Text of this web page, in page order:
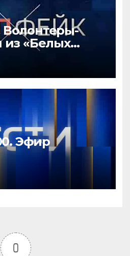
из «Белых
заставляют
покидать
Эфир
0